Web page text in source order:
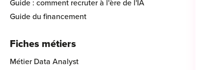
Guide : comment recruter à l'ère de l'IA
Guide du financement
Fiches métiers
Métier Data Analyst